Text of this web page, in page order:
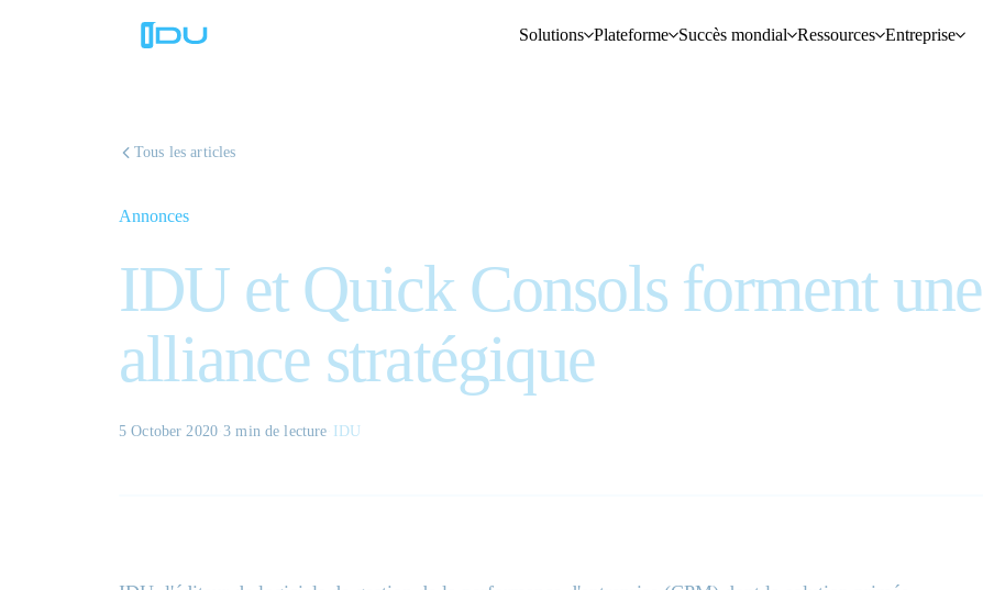
Solutions Plateforme Succès mondial Ressources Entreprise
Tous les articles
Annonces
IDU et Quick Consols forment une
alliance stratégique
5 October 2020·3 min de lecture IDU